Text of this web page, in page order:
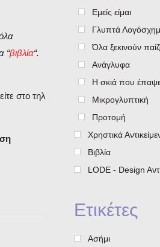
“βιβλία“.
στο τηλ
Εμείς είμαι
Γλυπτά
Όλα ξεκινούν
Ανάγλυφα
Η σκιά που έπαψε
Μικρογλυπτική
Προτομή
Χρηστικά
Βιβλία
LODE - Design
Ετικέτες
Ασήμι